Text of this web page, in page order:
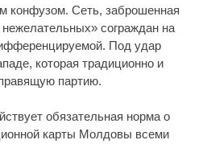
конфузом. Сеть, заброшенная
нежелательных» сограждан на
Под удар
которая традиционно и
партию.
обязательная норма о
карты Молдовы всеми